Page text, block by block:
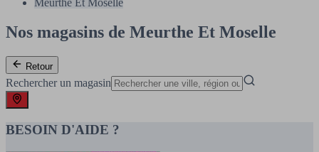
Nos magasins de Meurthe Et Moselle
Retour
Rechercher un magasin
BESOIN D'AIDE ?